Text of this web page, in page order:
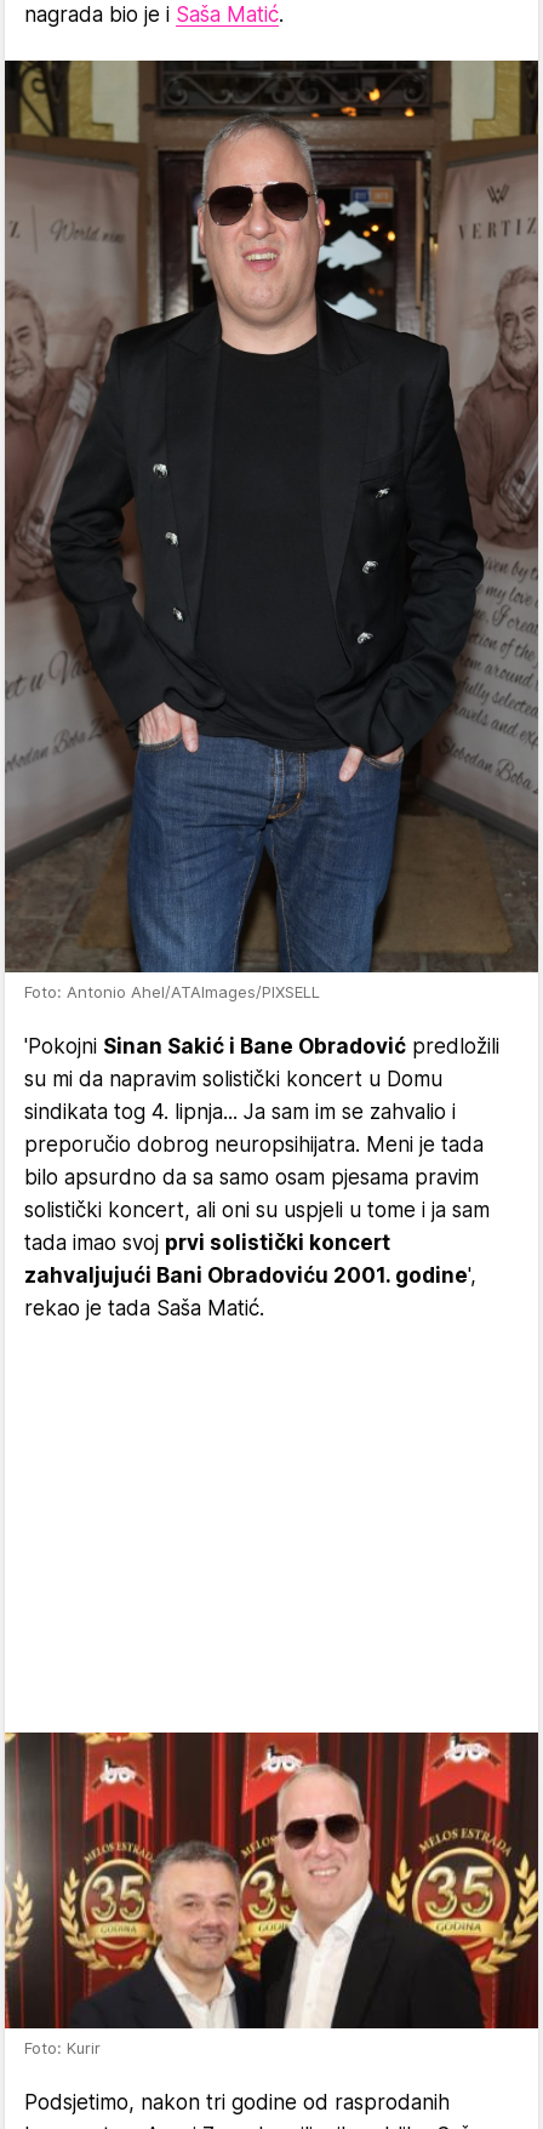
nagrada bio je i Saša Matić.
Foto: Antonio Ahel/ATAImages/PIXSELL
'Pokojni Sinan Sakić i Bane Obradović predložili
su mi da napravim solistički koncert u Domu
sindikata tog 4. lipnja... Ja sam im se zahvalio i
preporučio dobrog neuropsihijatra. Meni je tada
bilo apsurdno da sa samo osam pjesama pravim
solistički koncert, ali oni su uspjeli u tome i ja sam
tada imao svoj prvi solistički koncert
zahvaljujući Bani Obradoviću 2001. godine',
rekao je tada Saša Matić.
Foto: Kurir
Podsjetimo, nakon tri godine od rasprodanih